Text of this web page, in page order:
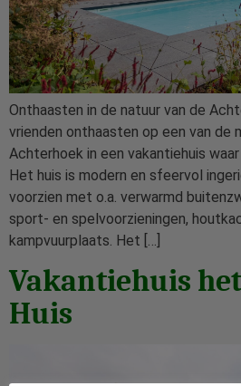
Onthaasten in de natuur van de
vrienden onthaasten op een van de
Achterhoek in een vakantiehuis
Het huis is modern en sfeervol
voorzien met o.a. verwarmd
sport- en spelvoorzieningen,
kampvuurplaats. Het […]
Vakantiehuis
Huis